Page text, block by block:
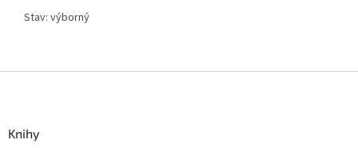
Stav: výborný
Knihy